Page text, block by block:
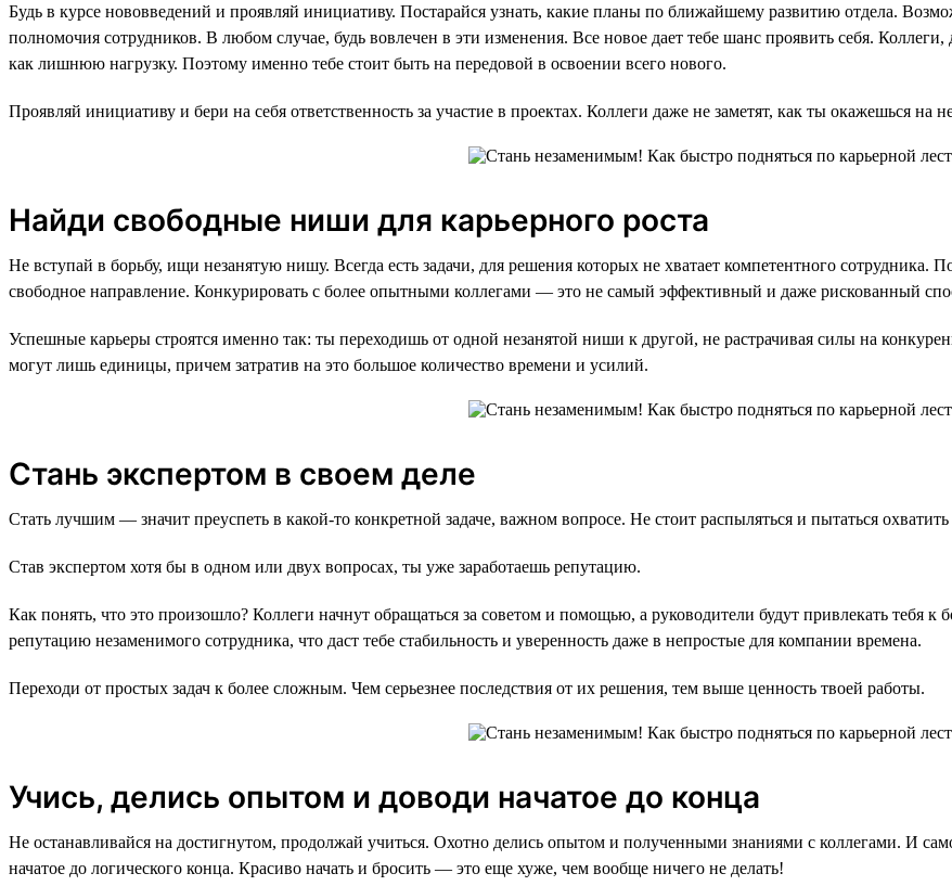
Будь в курсе нововведений и проявляй инициативу. Постарайся узнать, какие планы по ближайшему развитию отдела.
полномочия сотрудников. В любом случае, будь вовлечен в эти изменения. Все новое дает тебе шанс проявить себя.
как лишнюю нагрузку. Поэтому именно тебе стоит быть на передовой в освоении всего нового.
Проявляй инициативу и бери на себя ответственность за участие в проектах. Коллеги даже не заметят, как ты окажешься на
Найди свободные ниши для карьерного роста
Не вступай в борьбу, ищи незанятую нишу. Всегда есть задачи, для решения которых не хватает компетентного
свободное направление. Конкурировать с более опытными коллегами — это не самый эффективный и даже рискованный
Успешные карьеры строятся именно так: ты переходишь от одной незанятой ниши к другой, не растрачивая силы на
могут лишь единицы, причем затратив на это большое количество времени и усилий.
Стань экспертом в своем деле
Стать лучшим — значит преуспеть в какой-то конкретной задаче, важном вопросе. Не стоит распыляться и пытаться охватить
Став экспертом хотя бы в одном или двух вопросах, ты уже заработаешь репутацию.
Как понять, что это произошло? Коллеги начнут обращаться за советом и помощью, а руководители будут привлекать тебя
репутацию незаменимого сотрудника, что даст тебе стабильность и уверенность даже в непростые для компании времена.
Переходи от простых задач к более сложным. Чем серьезнее последствия от их решения, тем выше ценность твоей работы.
Учись, делись опытом и доводи начатое до конца
Не останавливайся на достигнутом, продолжай учиться. Охотно делись опытом и полученными знаниями с коллегами. И
начатое до логического конца. Красиво начать и бросить — это еще хуже, чем вообще ничего не делать!